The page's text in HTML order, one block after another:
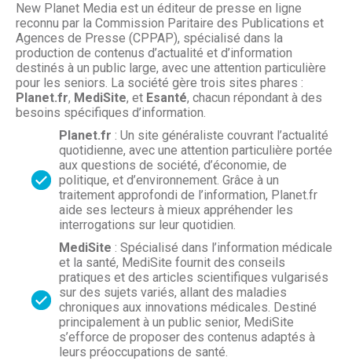
New Planet Media est un éditeur de presse en ligne
reconnu par la Commission Paritaire des Publications et
Agences de Presse (CPPAP), spécialisé dans la
production de contenus d’actualité et d’information
destinés à un public large, avec une attention particulière
pour les seniors. La société gère trois sites phares :
Planet.fr, MediSite, et Esanté, chacun répondant à des
besoins spécifiques d’information.
Planet.fr : Un site généraliste couvrant l’actualité
quotidienne, avec une attention particulière portée
aux questions de société, d’économie, de
politique, et d’environnement. Grâce à un
traitement approfondi de l’information, Planet.fr
aide ses lecteurs à mieux appréhender les
interrogations sur leur quotidien.
MediSite : Spécialisé dans l’information médicale
et la santé, MediSite fournit des conseils
pratiques et des articles scientifiques vulgarisés
sur des sujets variés, allant des maladies
chroniques aux innovations médicales. Destiné
principalement à un public senior, MediSite
s’efforce de proposer des contenus adaptés à
leurs préoccupations de santé.